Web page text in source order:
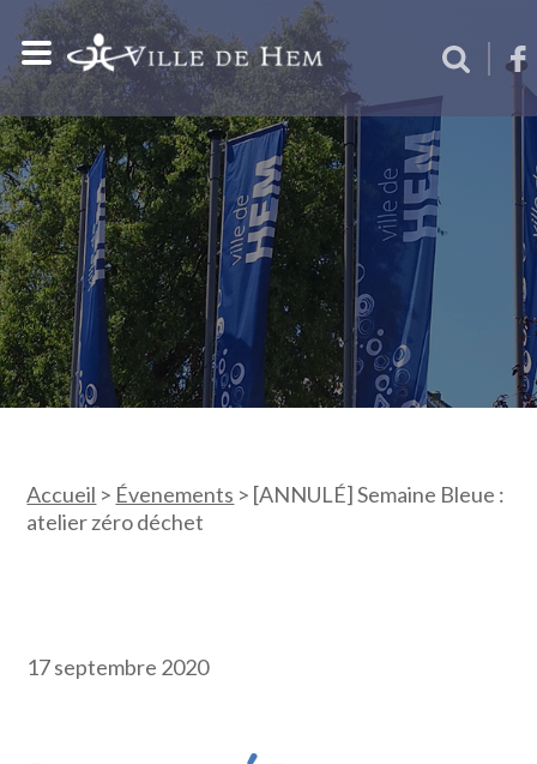
Accueil > Évenements > [ANNULÉ] Semaine Bleue :
atelier zéro déchet
17 septembre 2020